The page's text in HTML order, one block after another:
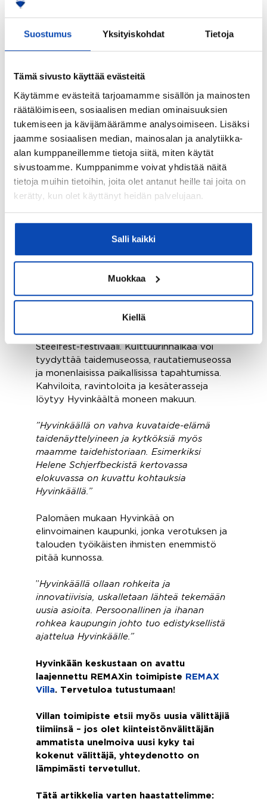
Suostumus Yksityiskohdat Tietoja
Tämä sivusto käyttää evästeitä
Käytämme evästeitä tarjoamamme sisällön ja mainosten
räätälöimiseen, sosiaalisen median ominaisuuksien
tukemiseen ja kävijämäärämme analysoimiseen. Lisäksi
jaamme sosiaalisen median, mainosalan ja analytiikka-
alan kumppaneillemme tietoja siitä, miten käytät
sivustoamme. Kumppanimme voivat yhdistää näitä
tietoja muihin tietoihin, joita olet antanut heille tai joita on
kerätty, kun olet käyttänyt heidän palvelujaan.
Salli kaikki
Muokkaa
Kiellä
koulukeskukset, joissa yhdistyvät yläkoulu
ja lukio. Nämä hankkeet uudistavat koko
Eläväinen Hyvinkää kasvaa luontoa
Hyvinkää on muuttovoittoinen kaupunki,
jota ohjaa kasvu ja kehitys, mutta luontoa
kunnioittaen.
luonnonpuisto – joka on ihan keskustan
kupeessa – halutaan säilyttää, jotta
kaupungin hengittävyys säilyy. Sen lisäksi
keuhkoiksi terveysmetsä, jossa on
muutaman kilometrin mittainen kiertelevä
myös pyörätuolilla.”
tällaisia ovat esimerkiksi Red Carpet -
elokuvafestivaali ja raskaan musiikin
Steelfest-festivaali. Kulttuurinnälkää voi
tyydyttää taidemuseossa, rautatiemuseossa
ja monenlaisissa paikallisissa tapahtumissa.
Kahviloita, ravintoloita ja kesäterasseja
löytyy Hyvinkäältä moneen makuun.
”Hyvinkäällä on vahva kuvataide-elämä
taidenäyttelyineen ja kytköksiä myös
maamme taidehistoriaan. Esimerkiksi
Helene Schjerfbeckistä kertovassa
elokuvassa on kuvattu kohtauksia
Hyvinkäällä.”
Palomäen mukaan Hyvinkää on
elinvoimainen kaupunki, jonka verotuksen ja
talouden työikäisten ihmisten enemmistö
pitää kunnossa.
”Hyvinkäällä ollaan rohkeita ja
innovatiivisia, uskalletaan lähteä tekemään
uusia asioita. Persoonallinen ja ihanan
rohkea kaupungin johto tuo edistyksellistä
ajattelua Hyvinkäälle.”
Hyvinkään keskustaan on avattu
laajennettu REMAXin toimipiste
REMAX
Villa . Tervetuloa tutustumaan!
Villan toimipiste etsii myös uusia välittäjiä
tiimiinsä – jos olet kiinteistönvälittäjän
ammatista unelmoiva uusi kyky tai
kokenut välittäjä, yhteydenotto on
lämpimästi tervetullut.
Tätä artikkelia varten haastattelimme: